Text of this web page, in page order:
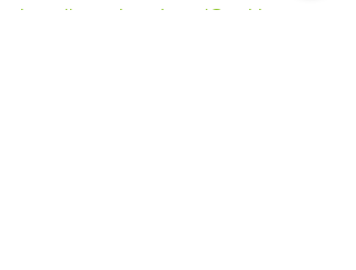
https://www.threads.net/@cvrhk_news